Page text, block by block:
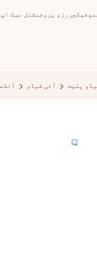
پروفیشنل میک اپ اور بیوٹی
آئی شیڈو پلیٹ